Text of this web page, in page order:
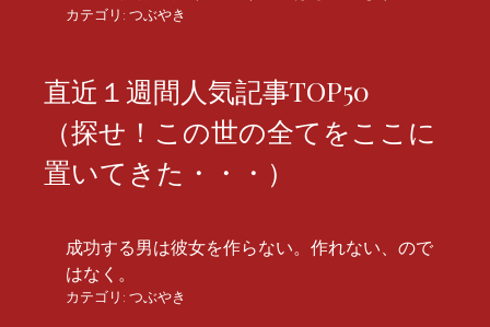
カテゴリ: つぶやき
直近１週間人気記事TOP50
（探せ！この世の全てをここに
置いてきた・・・）
成功する男は彼女を作らない。作れない、ので
はなく。
カテゴリ: つぶやき